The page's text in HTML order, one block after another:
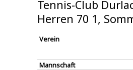
Tennis-Club
Herren 70 1,
Verein
Mannschaft